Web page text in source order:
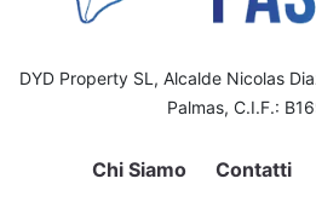
DYD Property SL, Alcalde Nicolas
Palmas, C.I.F.:
Chi Siamo Contatti